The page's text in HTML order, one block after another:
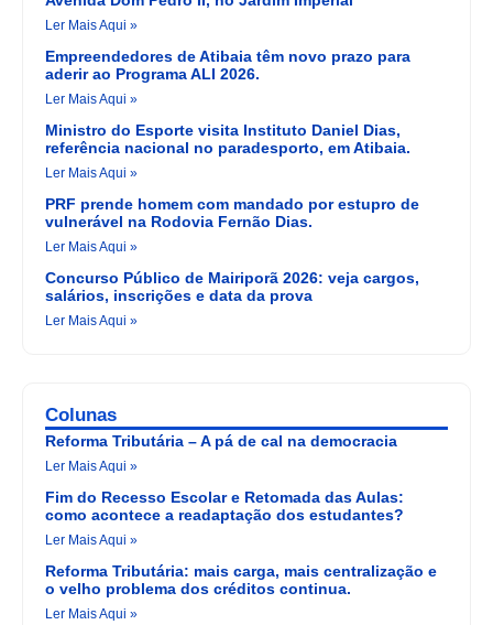
Ler Mais Aqui »
Empreendedores de Atibaia têm novo prazo para
aderir ao Programa ALI 2026.
Ler Mais Aqui »
Ministro do Esporte visita Instituto Daniel Dias,
referência nacional no paradesporto, em Atibaia.
Ler Mais Aqui »
PRF prende homem com mandado por estupro de
vulnerável na Rodovia Fernão Dias.
Ler Mais Aqui »
Concurso Público de Mairiporã 2026: veja cargos,
salários, inscrições e data da prova
Ler Mais Aqui »
Colunas
Reforma Tributária – A pá de cal na democracia
Ler Mais Aqui »
Fim do Recesso Escolar e Retomada das Aulas:
como acontece a readaptação dos estudantes?
Ler Mais Aqui »
Reforma Tributária: mais carga, mais centralização e
o velho problema dos créditos continua.
Ler Mais Aqui »